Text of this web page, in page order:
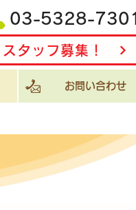
03-5328-7301
スタッフ募集！
お問い合わせ